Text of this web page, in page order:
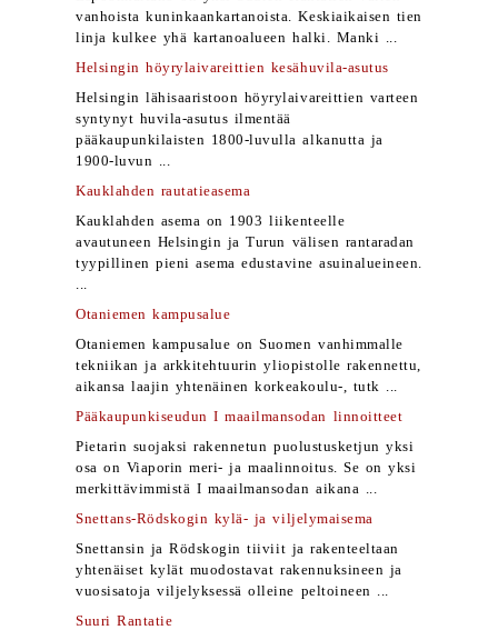
vanhoista kuninkaankartanoista. Keskiaikaisen tien
linja kulkee yhä kartanoalueen halki. Manki ...
Helsingin höyrylaivareittien kesähuvila-asutus
Helsingin lähisaaristoon höyrylaivareittien varteen
syntynyt huvila-asutus ilmentää
pääkaupunkilaisten 1800-luvulla alkanutta ja
1900-luvun ...
Kauklahden rautatieasema
Kauklahden asema on 1903 liikenteelle
avautuneen Helsingin ja Turun välisen rantaradan
tyypillinen pieni asema edustavine asuinalueineen.
...
Otaniemen kampusalue
Otaniemen kampusalue on Suomen vanhimmalle
tekniikan ja arkkitehtuurin yliopistolle rakennettu,
aikansa laajin yhtenäinen korkeakoulu-, tutk ...
Pääkaupunkiseudun I maailmansodan linnoitteet
Pietarin suojaksi rakennetun puolustusketjun yksi
osa on Viaporin meri- ja maalinnoitus. Se on yksi
merkittävimmistä I maailmansodan aikana ...
Snettans-Rödskogin kylä- ja viljelymaisema
Snettansin ja Rödskogin tiiviit ja rakenteeltaan
yhtenäiset kylät muodostavat rakennuksineen ja
vuosisatoja viljelyksessä olleine peltoineen ...
Suuri Rantatie